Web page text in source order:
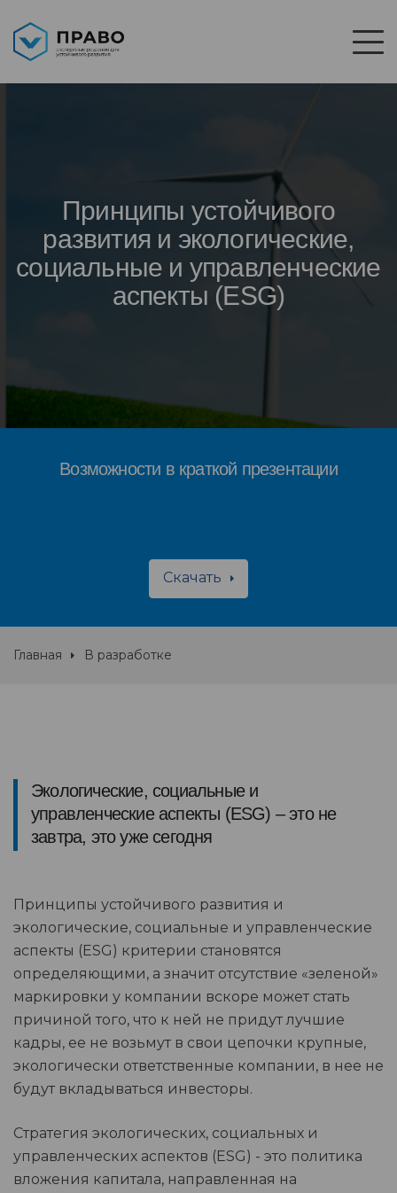
Принципы устойчивого
развития и экологические,
социальные и управленческие
аспекты (ESG)
Возможности в краткой презентации
Скачать
Главная В разработке
Экологические, социальные и
управленческие аспекты (ESG) – это не
завтра, это уже сегодня
Принципы устойчивого развития и
экологические, социальные и управленческие
аспекты (ESG) критерии становятся
определяющими, а значит отсутствие «зеленой»
маркировки у компании вскоре может стать
причиной того, что к ней не придут лучшие
кадры, ее не возьмут в свои цепочки крупные,
экологически ответственные компании, в нее не
будут вкладываться инвесторы.
Стратегия экологических, социальных и
управленческих аспектов (ESG) - это политика
вложения капитала, направленная на